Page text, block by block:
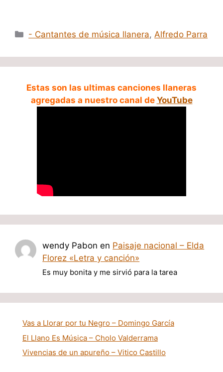
Categorías
- Cantantes de música llanera, Alfredo Parra
Estas son las ultimas canciones llaneras
agregadas a nuestro canal de YouTube
wendy Pabon en Paisaje nacional – Elda
Florez «Letra y canción»
Es muy bonita y me sirvió para la tarea
Vas a Llorar por tu Negro – Domingo García
El Llano Es Música – Cholo Valderrama
Vivencias de un apureño – Vitico Castillo